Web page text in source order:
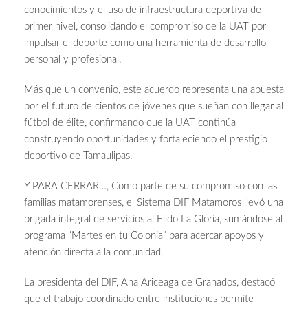
conocimientos y el uso de infraestructura deportiva de
primer nivel, consolidando el compromiso de la UAT por
impulsar el deporte como una herramienta de desarrollo
personal y profesional.
Más que un convenio, este acuerdo representa una apuesta
por el futuro de cientos de jóvenes que sueñan con llegar al
fútbol de élite, confirmando que la UAT continúa
construyendo oportunidades y fortaleciendo el prestigio
deportivo de Tamaulipas.
Y PARA CERRAR…, Como parte de su compromiso con las
familias matamorenses, el Sistema DIF Matamoros llevó una
brigada integral de servicios al Ejido La Gloria, sumándose al
programa “Martes en tu Colonia” para acercar apoyos y
atención directa a la comunidad.
La presidenta del DIF, Ana Ariceaga de Granados, destacó
que el trabajo coordinado entre instituciones permite